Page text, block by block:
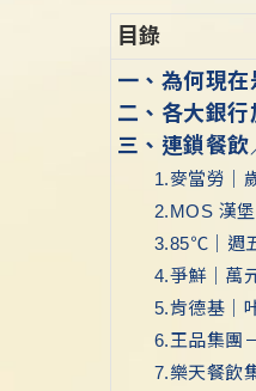
目錄
一、為何現在
二、各大銀行
三、連鎖餐飲
1.麥當勞｜歲
2.MOS 漢堡
3.85℃｜週五
4.爭鮮｜萬元
5.肯德基｜咔
6.王品集團－
7.樂天餐飲集